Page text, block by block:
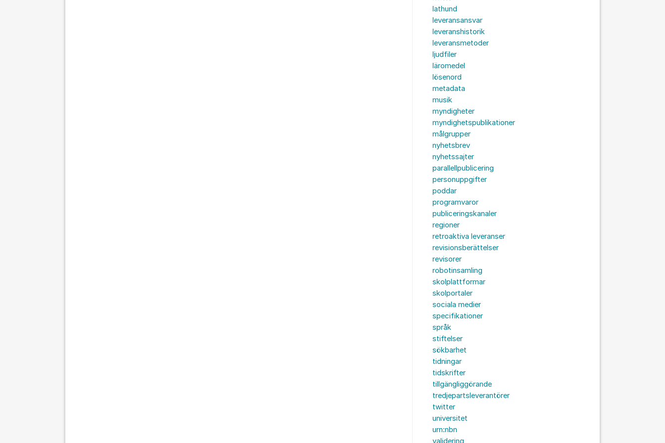
lathund
leveransansvar
leveranshistorik
leveransmetoder
ljudfiler
läromedel
lösenord
metadata
musik
myndigheter
myndighetspublikationer
målgrupper
nyhetsbrev
nyhetssajter
parallellpublicering
personuppgifter
poddar
programvaror
publiceringskanaler
regioner
retroaktiva leveranser
revisionsberättelser
revisorer
robotinsamling
skolplattformar
skolportaler
sociala medier
specifikationer
språk
stiftelser
sökbarhet
tidningar
tidskrifter
tillgängliggörande
tredjepartsleverantörer
twitter
universitet
urn:nbn
validering